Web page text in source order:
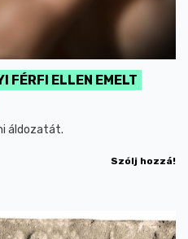
FÉRFI ELLEN EMELT
áldozatát.
Szólj hozzá!